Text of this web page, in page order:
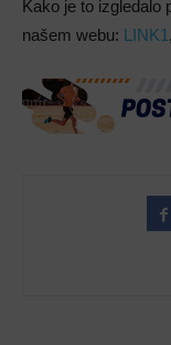
Kako je to izgledalo
našem webu: LINK1 ,